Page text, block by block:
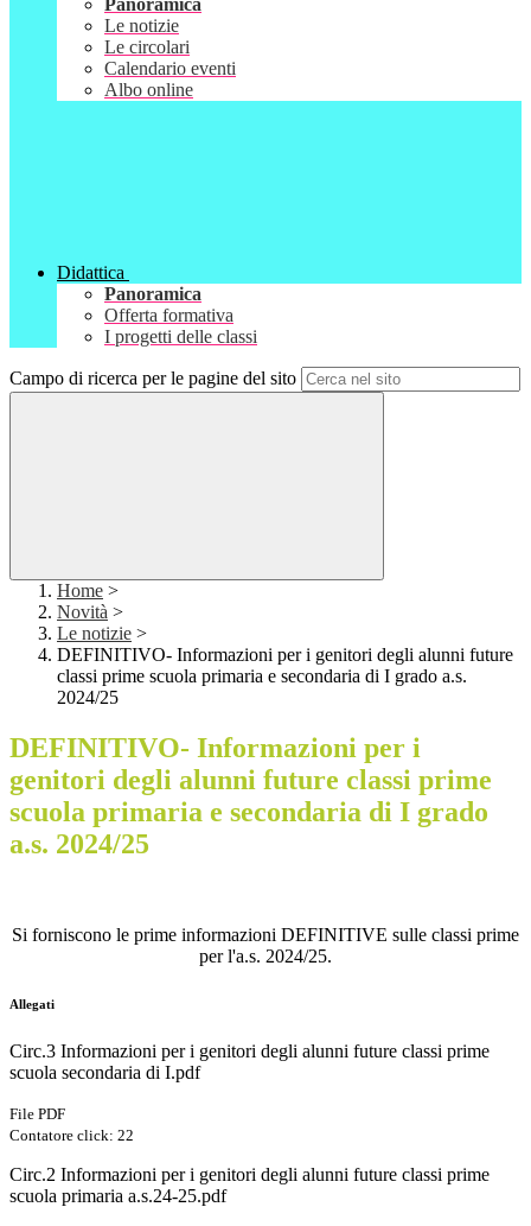
Panoramica
Le notizie
Le circolari
Calendario eventi
Albo online
Didattica
Panoramica
Offerta formativa
I progetti delle classi
Campo di ricerca per le pagine del sito
Home >
Novità >
Le notizie >
DEFINITIVO- Informazioni per i genitori degli alunni future
classi prime scuola primaria e secondaria di I grado a.s.
2024/25
DEFINITIVO- Informazioni per i
genitori degli alunni future classi prime
scuola primaria e secondaria di I grado
a.s. 2024/25
Si forniscono le prime informazioni DEFINITIVE sulle classi prime
per l'a.s. 2024/25.
Allegati
Circ.3 Informazioni per i genitori degli alunni future classi prime
scuola secondaria di I.pdf
File PDF
Contatore click: 22
Circ.2 Informazioni per i genitori degli alunni future classi prime
scuola primaria a.s.24-25.pdf